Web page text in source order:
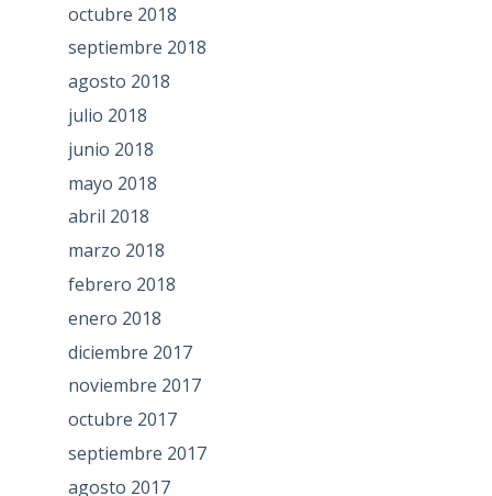
octubre 2018
septiembre 2018
agosto 2018
julio 2018
junio 2018
mayo 2018
abril 2018
marzo 2018
febrero 2018
enero 2018
diciembre 2017
noviembre 2017
octubre 2017
septiembre 2017
agosto 2017